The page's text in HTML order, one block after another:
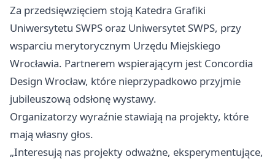
Za przedsięwzięciem stoją Katedra Grafiki
Uniwersytetu SWPS oraz Uniwersytet SWPS, przy
wsparciu merytorycznym Urzędu Miejskiego
Wrocławia. Partnerem wspierającym jest Concordia
Design Wrocław, które nieprzypadkowo przyjmie
jubileuszową odsłonę wystawy.
Organizatorzy wyraźnie stawiają na projekty, które
mają własny głos.
„Interesują nas projekty odważne, eksperymentujące,